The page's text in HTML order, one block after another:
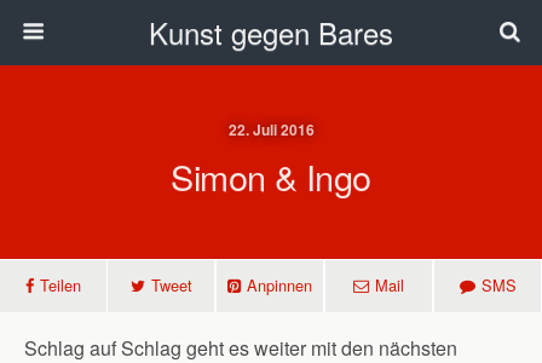
Kunst gegen Bares
22. Juli 2016
Simon & Ingo
Teilen Tweet Anpinnen Mail SMS
Schlag auf Schlag geht es weiter mit den nächsten